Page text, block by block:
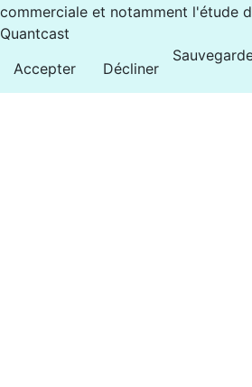
commerciale et notamment l'étude
Quantcast
Accepter
Décliner